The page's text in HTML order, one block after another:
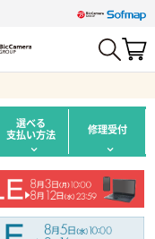
選べる
支払い方法 修理受付